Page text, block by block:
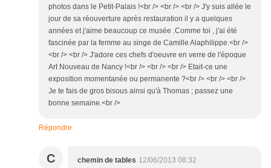
photos dans le Petit-Palais !<br /> <br /> <br /> J'y suis allée le
jour de sa réouverture après restauration il y a quelques
années et j'aime beaucoup ce musée .Comme toi , j'ai été
fascinée par la femme au singe de Camille Alaphilippe.<br />
<br /> <br /> J'adore ces chefs d'oeuvre en verre de l'époque
Art Nouveau de Nancy !<br /> <br /> <br /> Etait-ce une
exposition momentanée ou permanente ?<br /> <br /> <br />
Je te fais de gros bisous ainsi qu'à Thomas ; passez une
bonne semaine.<br />
Répondre
C chemin de tables 12/06/2013 08:32